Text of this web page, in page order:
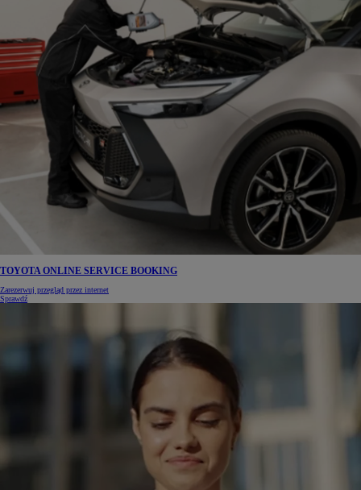
TOYOTA ONLINE SERVICE BOOKING
Zarezerwuj przegląd przez internet
Sprawdź